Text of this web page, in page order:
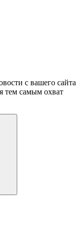
с вашего сайта
тем самым охват